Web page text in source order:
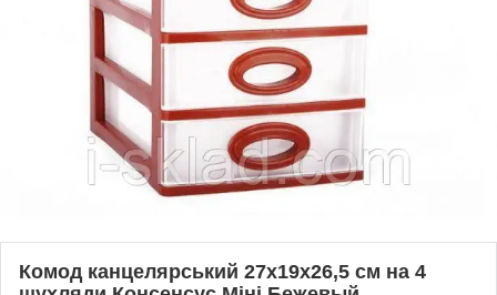
Комод канцелярський 27х19х26,5 см на 4